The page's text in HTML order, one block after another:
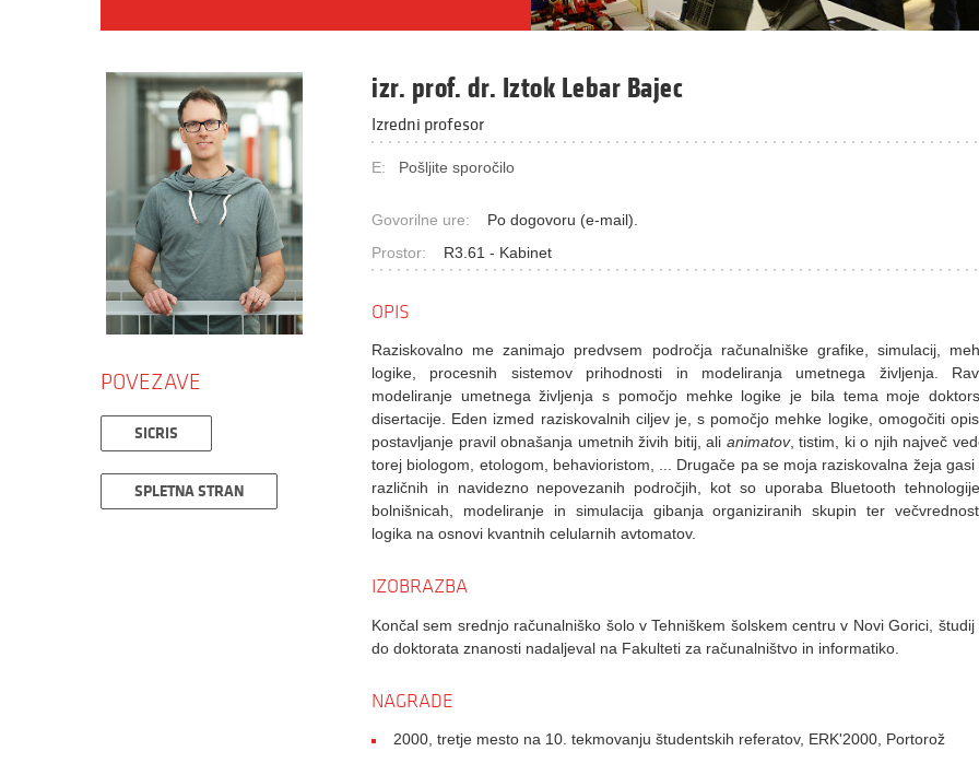
POVEZAVE
SICRIS
SPLETNA STRAN
izr. prof. dr. Iztok Lebar Bajec
Izredni profesor
E: Pošljite sporočilo
Govorilne ure:
Po dogovoru (e-mail).
Prostor:
R3.61 - Kabinet
OPIS
Raziskovalno me zanimajo predvsem področja računalniške grafike, simulacij,
logike, procesnih sistemov prihodnosti in modeliranja umetnega življenja.
modeliranje umetnega življenja s pomočjo mehke logike je bila tema moje
disertacije. Eden izmed raziskovalnih ciljev je, s pomočjo mehke logike, omogočiti
postavljanje pravil obnašanja umetnih živih bitij, ali animatov, tistim, ki o njih največ
torej biologom, etologom, behavioristom, ... Drugače pa se moja raziskovalna žeja gasi
različnih in navidezno nepovezanih področjih, kot so uporaba Bluetooth
bolnišnicah, modeliranje in simulacija gibanja organiziranih skupin ter
logika na osnovi kvantnih celularnih avtomatov.
IZOBRAZBA
Končal sem srednjo računalniško šolo v Tehniškem šolskem centru v Novi Gorici, študij
do doktorata znanosti nadaljeval na Fakulteti za računalništvo in informatiko.
NAGRADE
2000, tretje mesto na 10. tekmovanju študentskih referatov, ERK'2000, Portorož